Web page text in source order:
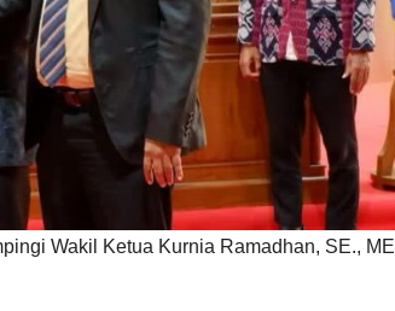
Wakil Ketua Kurnia Ramadhan, SE., ME